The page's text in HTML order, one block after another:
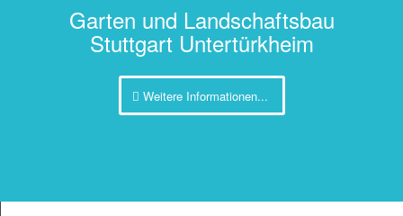
Garten und Landschaftsbau
Stuttgart Untertürkheim
Weitere Informationen...